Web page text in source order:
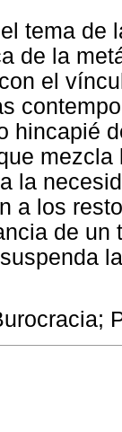
tema de
de la
el
hincapié
la
a los
de